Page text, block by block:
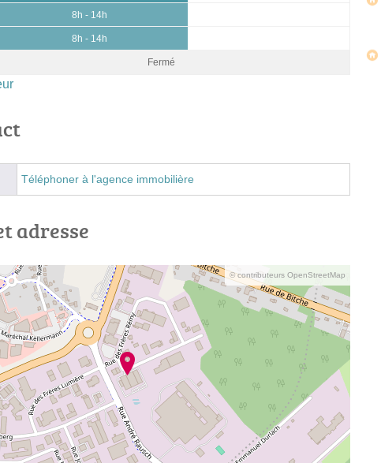
8h - 14h
8h - 14h
Fermé
Téléphoner à l'agence immobilière
adresse
© contributeurs OpenStreetMap